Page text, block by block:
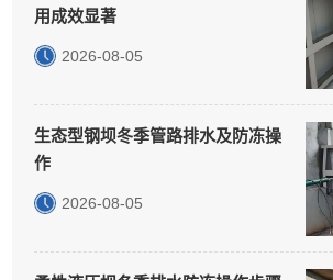
用成效显著
2026-08-05
生态型钢坝冬季管路排水及防冻操
作
2026-08-05